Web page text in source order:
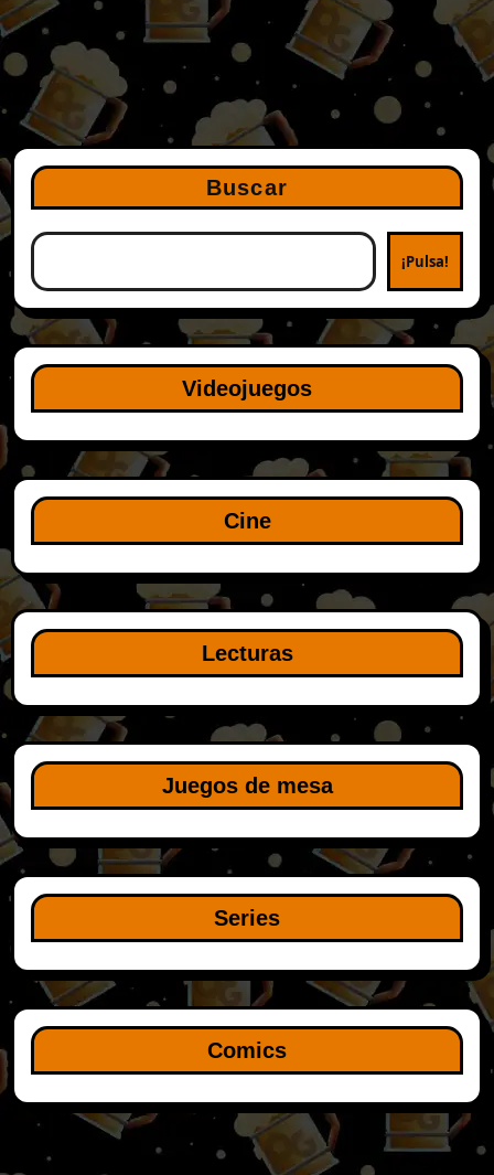
Buscar
¡Pulsa!
Videojuegos
Cine
Lecturas
Juegos de mesa
Series
Comics